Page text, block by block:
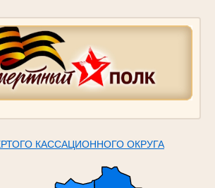
КАССАЦИОННОГО ОКРУГА